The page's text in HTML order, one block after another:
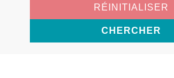
RÉINITIALISER
CHERCHER